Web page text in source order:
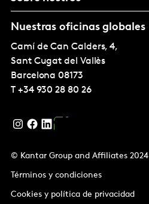
Nuestras oficinas globales
Camí de Can Calders, 4,
Sant Cugat del Vallès
Barcelona 08173
T +34 930 28 80 26
© Kantar Group and Affiliates 2024
Términos y condiciones
Cookies y política de privacidad